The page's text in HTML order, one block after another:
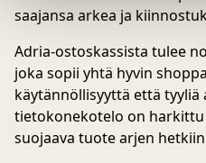
saajansa arkea ja
Adria-ostoskassista tulee
joka sopii yhtä hyvin
käytännöllisyyttä että tyyliä
tietokonekotelo on harkittu
suojaava tuote arjen